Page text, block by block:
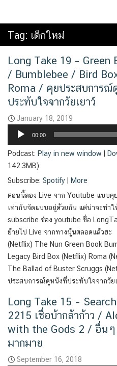
Tag: เด็กใหม่
Long Take 19 – Green
/ Bumblebee / Bird
Roma / คุยประสบการณ์
ประทับใจจากวัยเยาว์
January 18, 2019
Audio
00:00
Podcast: Play in new window
142.3MB)
Subscribe: Spotify
More
ตอนนี้ลอง Live จาก Youtube แบบคุ
เท่ากับจัดแบบอยู่ด้วยกัน แต่น่าจะทำ
subscribe ช่อง youtube ชื่อ
ย้ายไป Live จากทางนู้นตลอดแล้วฮ
(Netflix) The Nun Green Book
Legacy Bird Box (Netflix) Roma
The Ballad of Buster Scruggs
ประสบการณ์ดูหนังที่ประทับใจจาก
Long Take 15 –
2215 เชื่อบ้ากล้าก้าว /
with the Gods 2 / อื่นๆ
มากมาย
September 16, 2018